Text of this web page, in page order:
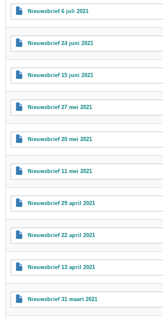
Nieuwsbrief 6 juli 2021
Nieuwsbrief 24 juni 2021
Nieuwsbrief 15 juni 2021
Nieuwsbrief 27 mei 2021
Nieuwsbrief 20 mei 2021
Nieuwsbrief 11 mei 2021
Nieuwsbrief 29 april 2021
Nieuwsbrief 22 april 2021
Nieuwsbrief 13 april 2021
Nieuwsbrief 31 maart 2021